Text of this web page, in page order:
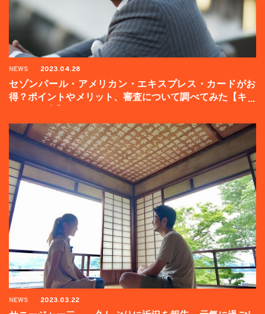
NEWS 2023.04.28
セゾンパール・アメリカン・エキスプレス・カードがお
得？ポイントやメリット、審査について調べてみた【キャ
NEWS 2023.03.22